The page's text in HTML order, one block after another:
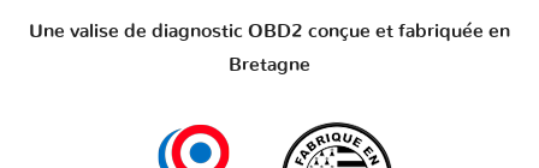
Une valise de diagnostic OBD2 conçue et fabriquée en
Bretagne